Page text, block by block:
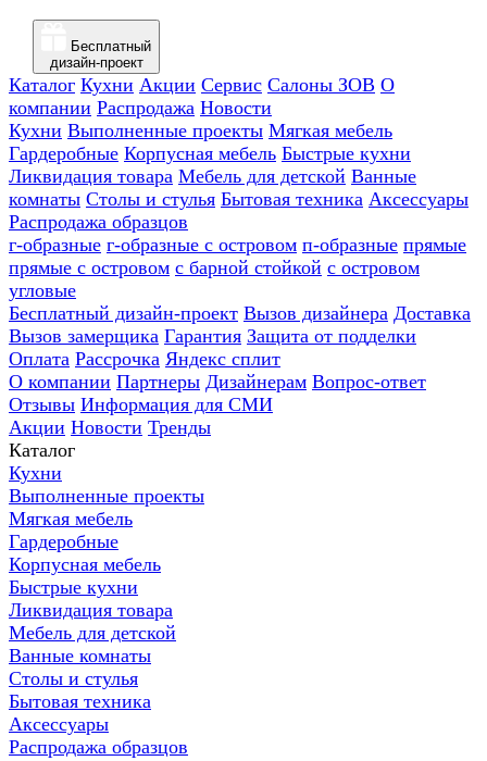
Бесплатный
дизайн-проект
Каталог Кухни Акции Сервис Салоны ЗОВ О
компании Распродажа Новости
Кухни Выполненные проекты Мягкая мебель
Гардеробные Корпусная мебель Быстрые кухни
Ликвидация товара Мебель для детской Ванные
комнаты Столы и стулья Бытовая техника Аксессуары
Распродажа образцов
г-образные г-образные с островом п-образные прямые
прямые с островом с барной стойкой с островом
угловые
Бесплатный дизайн-проект Вызов дизайнера Доставка
Вызов замерщика Гарантия Защита от подделки
Оплата Рассрочка Яндекс сплит
О компании Партнеры Дизайнерам Вопрос-ответ
Отзывы Информация для СМИ
Акции Новости Тренды
Каталог
Кухни
Выполненные проекты
Мягкая мебель
Гардеробные
Корпусная мебель
Быстрые кухни
Ликвидация товара
Мебель для детской
Ванные комнаты
Столы и стулья
Бытовая техника
Аксессуары
Распродажа образцов